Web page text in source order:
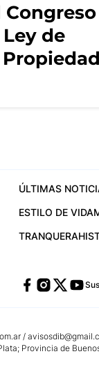
de
ÚLTIMAS
ESTILO DE VIDA
TRANQUERA
/
Provincia de